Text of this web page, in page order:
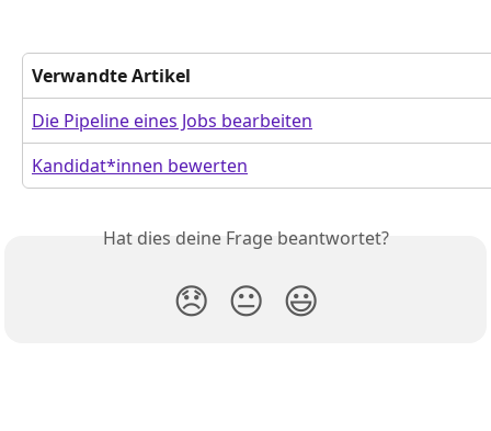
Verwandte Artikel
Die Pipeline eines Jobs bearbeiten
Kandidat*innen bewerten
Hat dies deine Frage beantwortet?
😞 😐 😃